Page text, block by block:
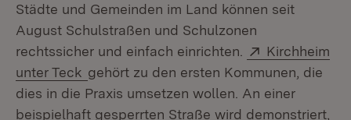
Städte und Gemeinden im Land können seit
August Schulstraßen und Schulzonen
rechtssicher und einfach einrichten.
Extern:
Kirchheim
unter Teck (Öffnet in neuem Fenster)
gehört zu den ersten Kommunen, die
dies in die Praxis umsetzen wollen. An einer
beispielhaft gesperrten Straße wird demonstriert,